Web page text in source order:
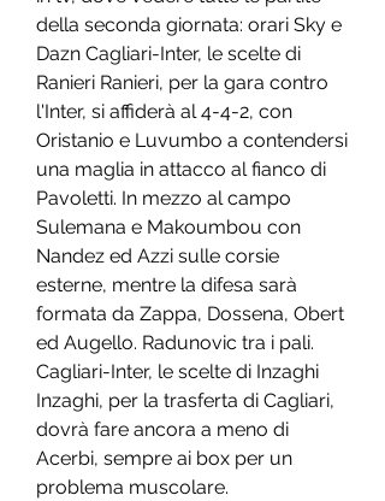
della seconda giornata: orari Sky e
Dazn Cagliari-Inter, le scelte di
Ranieri Ranieri, per la gara contro
l'Inter, si affiderà al 4-4-2, con
Oristanio e Luvumbo a contendersi
una maglia in attacco al fianco di
Pavoletti. In mezzo al campo
Sulemana e Makoumbou con
Nandez ed Azzi sulle corsie
esterne, mentre la difesa sarà
formata da Zappa, Dossena, Obert
ed Augello. Radunovic tra i pali.
Cagliari-Inter, le scelte di Inzaghi
Inzaghi, per la trasferta di Cagliari,
dovrà fare ancora a meno di
Acerbi, sempre ai box per un
problema muscolare.